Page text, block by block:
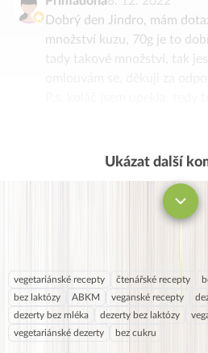
Dobrý den Jindro, mám
množství kuzu, 70g je to
tady takové množství, tak
Ukázat další
vegetariánské recepty čtenářské recepty
bez laktózy
ABKM veganské recepty
dezerty bez mléka
dezerty bez laktózy
vegetariánské dezerty
bez cukru